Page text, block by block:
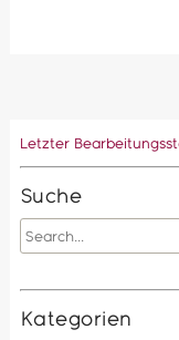
Letzter
Suche
Kategorien